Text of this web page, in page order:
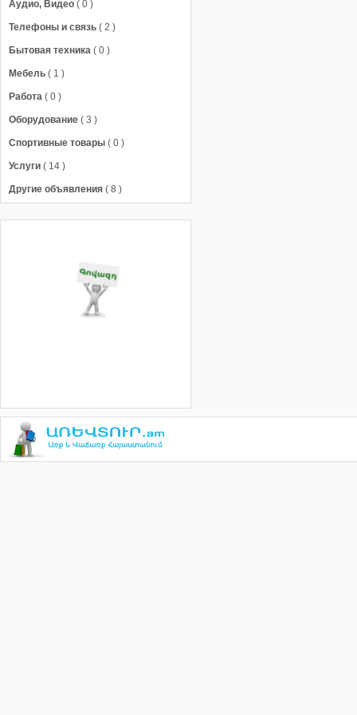
Аудио, Видео ( 0 )
Телефоны и связь ( 2 )
Бытовая техника ( 0 )
Мебель ( 1 )
Работа ( 0 )
Оборудование ( 3 )
Спортивные товары ( 0 )
Услуги ( 14 )
Другие объявления ( 8 )